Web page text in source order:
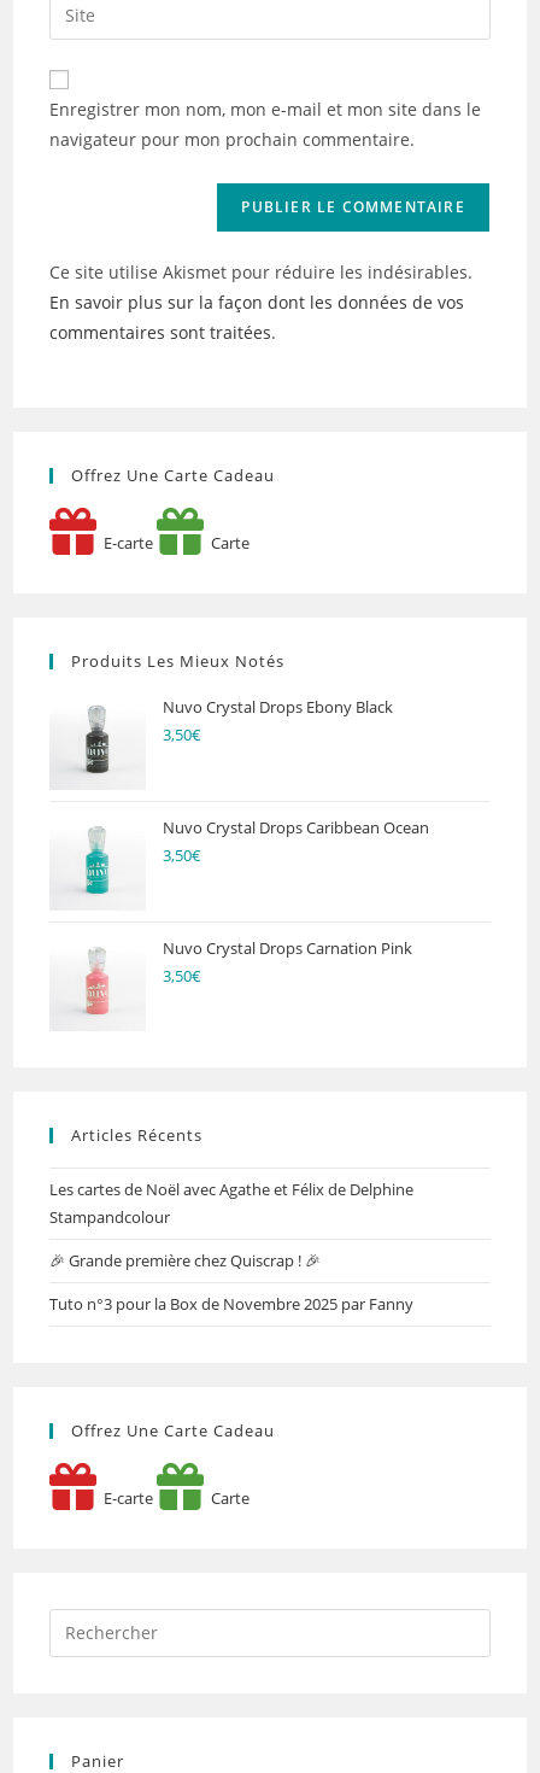
comment
address
comment
Saisir
l’URL
de
votre
(facultatif)
Enregistrer mon nom, mon e-mail et mon site dans le
navigateur pour mon prochain commentaire.
Ce site utilise Akismet pour réduire les indésirables.
En savoir plus sur la façon dont les données de vos
commentaires sont traitées.
Offrez Une Carte Cadeau
E-carte Carte
Produits Les Mieux Notés
Nuvo Crystal Drops Ebony Black
3,50€
Nuvo Crystal Drops Caribbean Ocean
3,50€
Nuvo Crystal Drops Carnation Pink
3,50€
Articles Récents
Les cartes de Noël avec Agathe et Félix de Delphine
Stampandcolour
🎉 Grande première chez Quiscrap ! 🎉
Tuto n°3 pour la Box de Novembre 2025 par Fanny
Offrez Une Carte Cadeau
E-carte Carte
Panier